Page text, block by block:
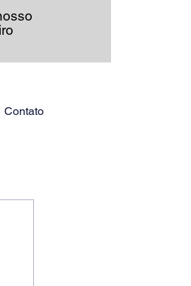
Contato